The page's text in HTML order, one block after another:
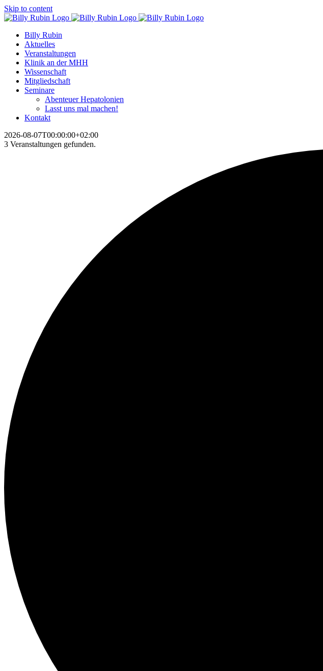
Skip to content
Billy Rubin
Aktuelles
Veranstaltungen
Klinik an der MHH
Wissenschaft
Mitgliedschaft
Seminare
Abenteuer Hepatolonien
Lasst uns mal machen!
Kontakt
2026-08-07T00:00:00+02:00
3 Veranstaltungen gefunden.